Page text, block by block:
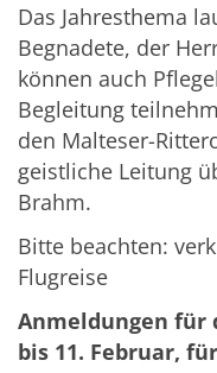
Das Jahresthema
Begnadete, der
können auch
Begleitung
den Malteser-
geistliche Leitung
Brahm.
Bitte beachten:
Flugreise
Anmeldungen für
bis 11. Februar,